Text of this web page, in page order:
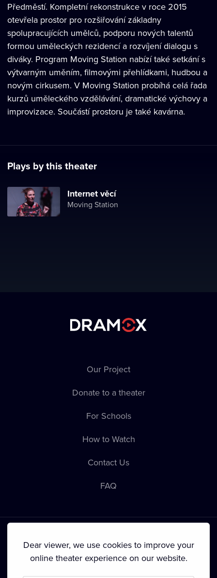
Předměstí. Kompletní rekonstrukce v roce 2015
otevřela prostor pro rozšiřování základny
spolupracujících umělců, podporu nových talentů
formou uměleckých rezidencí a rozvíjení dialogu s
diváky. Program Moving Station nabízí také setkání s
výtvarným uměním, filmovými přehlídkami, hudbou a
novým cirkusem. V Moving Station probíhá celá řada
kurzů uměleckého vzdělávání, dramatické výchovy a
improvizace. Součástí prostoru je také kavárna.
Plays by this theater
Internet věcí
Moving Station
Our Project
Donate to a theater
For Schools
How to Watch
Contact Us
FAQ
Dear viewer, we use cookies to improve your
online theater experience on our website.